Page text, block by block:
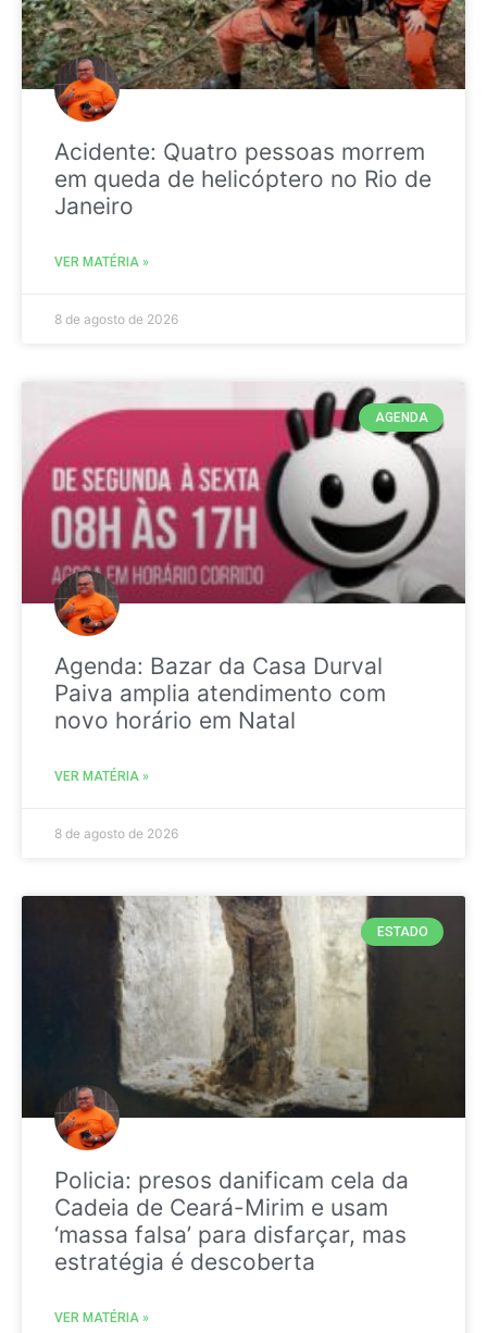
Acidente: Quatro pessoas morrem
em queda de helicóptero no Rio de
Janeiro
VER MATÉRIA »
8 de agosto de 2026
AGENDA
Agenda: Bazar da Casa Durval
Paiva amplia atendimento com
novo horário em Natal
VER MATÉRIA »
8 de agosto de 2026
ESTADO
Policia: presos danificam cela da
Cadeia de Ceará-Mirim e usam
‘massa falsa’ para disfarçar, mas
estratégia é descoberta
VER MATÉRIA »